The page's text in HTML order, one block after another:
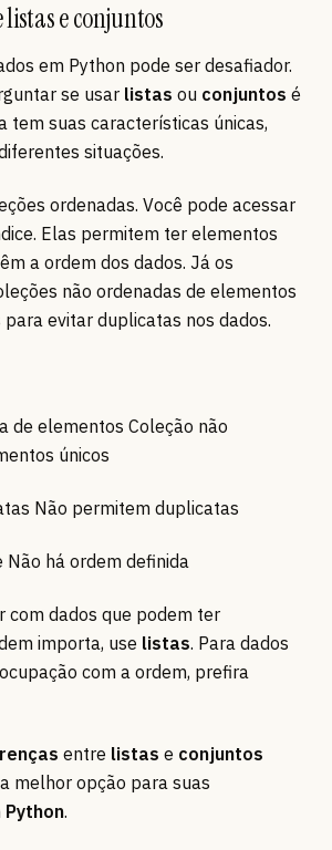
e conjuntos
em Python pode ser desafiador.
se usar listas ou conjuntos é
tem suas características únicas,
situações.
ordenadas. Você pode acessar
Elas permitem ter elementos
a ordem dos dados. Já os
não ordenadas de elementos
para evitar duplicatas nos dados.
de elementos Coleção não
únicos
Não permitem duplicatas
Não há ordem definida
com dados que podem ter
importa, use listas. Para dados
com a ordem, prefira
entre listas e conjuntos
melhor opção para suas
Python.